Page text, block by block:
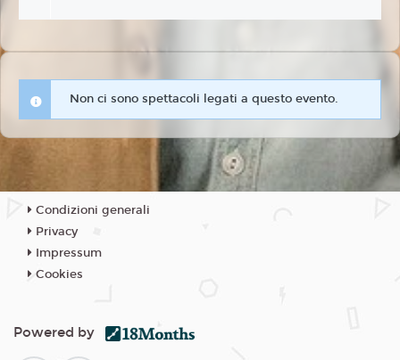
Non ci sono spettacoli legati a questo evento.
Condizioni generali
Privacy
Impressum
Cookies
Powered by